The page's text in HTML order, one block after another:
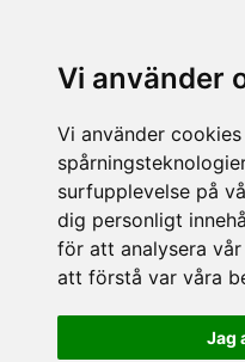
Vi använder
Vi använder
surfupplevelse på
dig personligt
för att analysera
att förstå var våra
Jag